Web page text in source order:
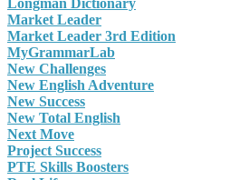
Longman Dictionary
Market Leader
Market Leader 3rd Edition
MyGrammarLab
New Challenges
New English Adventure
New Success
New Total English
Next Move
Project Success
PTE Skills Boosters